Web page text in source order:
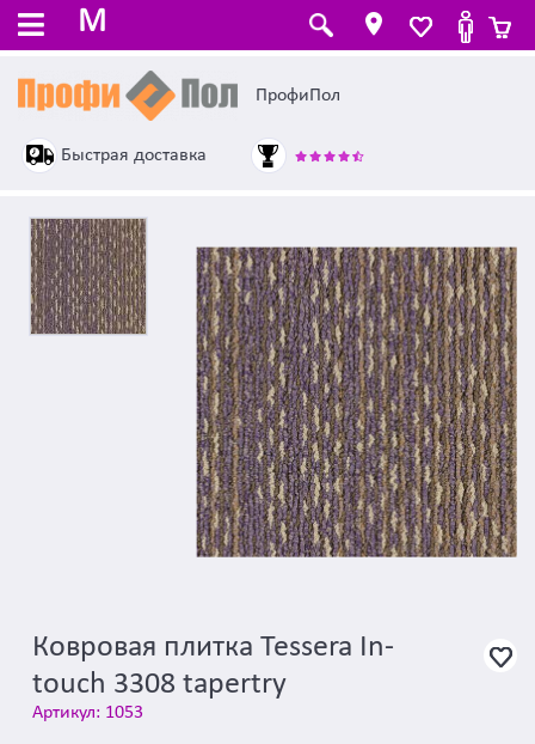
M
ПрофиПол
Быстрая доставка
Ковровая плитка Tessera In-
touch 3308 tapertry
Артикул: 1053